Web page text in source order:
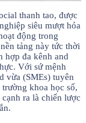
thanh tao, được
siêu mượt hóa
động trong
tảng này tức thời
hợp đa kênh and
Với sứ mệnh
vừa (SMEs) tuyên
khoa học số,
ra là chiến lược